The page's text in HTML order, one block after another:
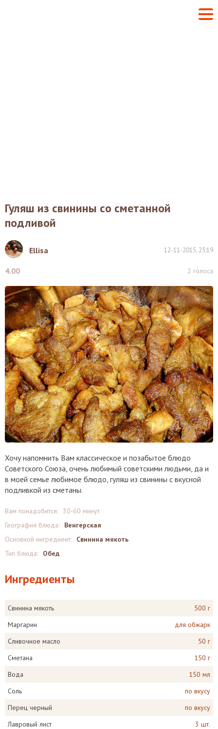
Гуляш из свинины со сметанной
подливой
Ellisa 12-11-2015, 23:19
4.00 2 голоса
Хочу напомнить Вам классическое и позабытое блюдо
Советского Союза, очень любимый советскими людьми, да и
в моей семье любимое блюдо, гуляш из свинины с вкусной
подливкой из сметаны.
Вам понадобится:
30-60 минут
География блюда:
Венгерская
Основной ингредиент:
Свинина мякоть
Тип блюда:
Обед
Ингредиенты
Свинина мякоть
500 г
Маргарин
для обжарк
Сливочное масло
50 г
Сметана
150 г
Вода
150 мл
Соль
по вкусу
Перец черный
по вкусу
Лавровый лист
3 шт.